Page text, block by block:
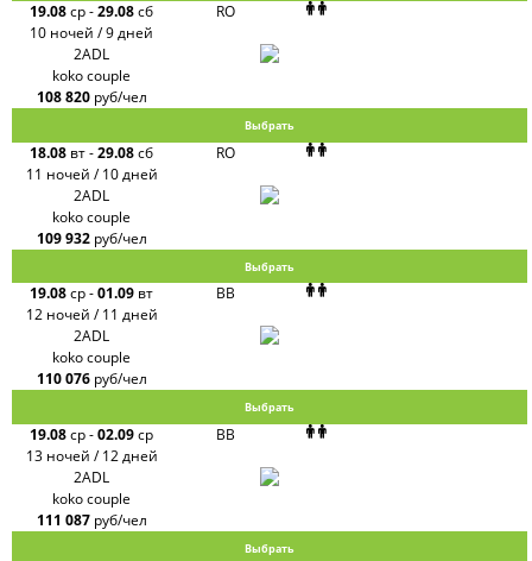
19.08ср-29.08сб
10 ночей / 9 дней
RO
2ADL
koko couple
108 820 руб/чел
Выбрать
18.08 вт-29.08сб
11 ночей / 10 дней
RO
2ADL
koko couple
109 932 руб/чел
Выбрать
19.08ср-01.09 вт
12 ночей / 11 дней
BB
2ADL
koko couple
110 076 руб/чел
Выбрать
19.08ср-02.09ср
13 ночей / 12 дней
BB
2ADL
koko couple
111 087 руб/чел
Выбрать